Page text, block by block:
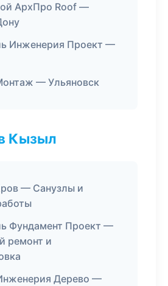
АрхПро Roof —
Инженерия Проект —
— Ульяновск
Кызыл
— Санузлы и
Фундамент Проект —
ремонт и
Дерево —